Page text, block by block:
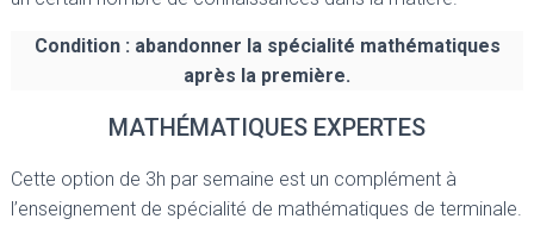
Condition : abandonner la spécialité mathématiques
après la première.
MATHÉMATIQUES EXPERTES
Cette option de 3h par semaine est un complément à
l’enseignement de spécialité de mathématiques de terminale.